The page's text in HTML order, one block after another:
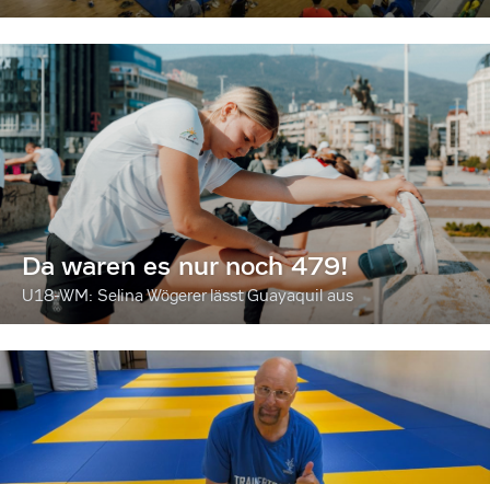
Da waren es nur noch 479!
U18-WM: Selina Wögerer lässt Guayaquil aus